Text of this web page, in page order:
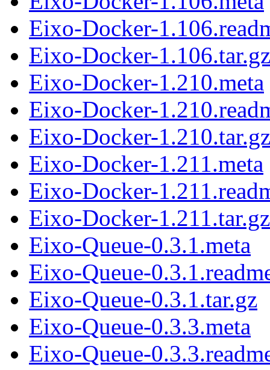
Eixo-Docker-
Eixo-Docker-1.106.tar.gz
Eixo-Docker-1.210.meta
Eixo-Docker-
Eixo-Docker-1.210.tar.gz
Eixo-Docker-1.211.meta
Eixo-Docker-
Eixo-Docker-1.211.tar.gz
Eixo-Queue-0.3.1.meta
Eixo-Queue-
Eixo-Queue-0.3.1.tar.gz
Eixo-Queue-0.3.3.meta
Eixo-Queue-